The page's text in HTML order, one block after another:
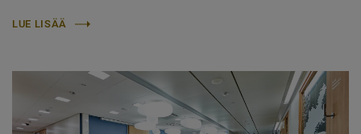
LUE LISÄÄ